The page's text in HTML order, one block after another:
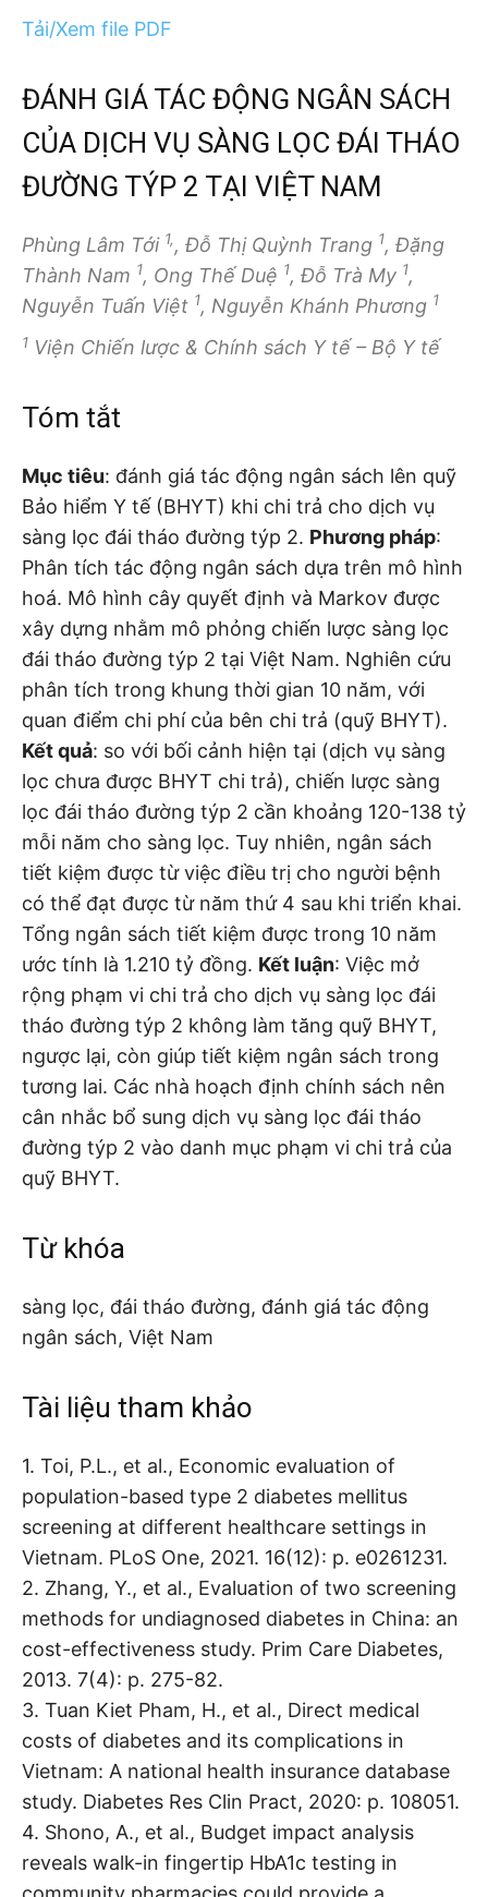
Tải/Xem file PDF
ĐÁNH GIÁ TÁC ĐỘNG NGÂN SÁCH
CỦA DỊCH VỤ SÀNG LỌC ĐÁI THÁO
ĐƯỜNG TÝP 2 TẠI VIỆT NAM
Phùng Lâm Tới 1,, Đỗ Thị Quỳnh Trang 1, Đặng
Thành Nam 1, Ong Thế Duệ 1, Đỗ Trà My 1,
Nguyễn Tuấn Việt 1, Nguyễn Khánh Phương 1
1 Viện Chiến lược & Chính sách Y tế – Bộ Y tế
Tóm tắt
Mục tiêu: đánh giá tác động ngân sách lên quỹ
Bảo hiểm Y tế (BHYT) khi chi trả cho dịch vụ
sàng lọc đái tháo đường týp 2. Phương pháp:
Phân tích tác động ngân sách dựa trên mô hình
hoá. Mô hình cây quyết định và Markov được
xây dựng nhằm mô phỏng chiến lược sàng lọc
đái tháo đường týp 2 tại Việt Nam. Nghiên cứu
phân tích trong khung thời gian 10 năm, với
quan điểm chi phí của bên chi trả (quỹ BHYT).
Kết quả: so với bối cảnh hiện tại (dịch vụ sàng
lọc chưa được BHYT chi trả), chiến lược sàng
lọc đái tháo đường týp 2 cần khoảng 120-138 tỷ
mỗi năm cho sàng lọc. Tuy nhiên, ngân sách
tiết kiệm được từ việc điều trị cho người bệnh
có thể đạt được từ năm thứ 4 sau khi triển khai.
Tổng ngân sách tiết kiệm được trong 10 năm
ước tính là 1.210 tỷ đồng. Kết luận: Việc mở
rộng phạm vi chi trả cho dịch vụ sàng lọc đái
tháo đường týp 2 không làm tăng quỹ BHYT,
ngược lại, còn giúp tiết kiệm ngân sách trong
tương lai. Các nhà hoạch định chính sách nên
cân nhắc bổ sung dịch vụ sàng lọc đái tháo
đường týp 2 vào danh mục phạm vi chi trả của
quỹ BHYT.
Từ khóa
sàng lọc, đái tháo đường, đánh giá tác động
ngân sách, Việt Nam
Tài liệu tham khảo
1. Toi, P.L., et al., Economic evaluation of
population-based type 2 diabetes mellitus
screening at different healthcare settings in
Vietnam. PLoS One, 2021. 16(12): p. e0261231.
2. Zhang, Y., et al., Evaluation of two screening
methods for undiagnosed diabetes in China: an
cost-effectiveness study. Prim Care Diabetes,
2013. 7(4): p. 275-82.
3. Tuan Kiet Pham, H., et al., Direct medical
costs of diabetes and its complications in
Vietnam: A national health insurance database
study. Diabetes Res Clin Pract, 2020: p. 108051.
4. Shono, A., et al., Budget impact analysis
reveals walk-in fingertip HbA1c testing in